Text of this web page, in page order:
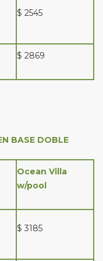
$ 2545
$ 2869
BASE DOBLE
Ocean Villa
w/pool
$ 3185